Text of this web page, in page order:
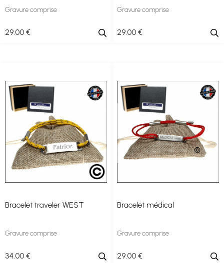
Gravure comprise
29.00 €
Gravure comprise
29.00 €
Bracelet traveler WEST
Gravure comprise
34.00 €
Bracelet médical
Gravure comprise
29.00 €